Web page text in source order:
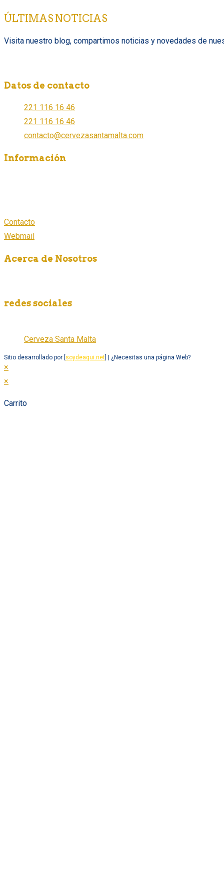
ÚLTIMAS NOTICIAS
Visita nuestro blog, compartimos noticias y novedades de
Datos de contacto
221 116 16 46
221 116 16 46
contacto@cervezasantamalta.com
Información
Contacto
Webmail
Acerca de Nosotros
redes sociales
Cerveza Santa Malta
Sitio desarrollado por [ soydeaqui.net ] | ¿Necesitas una página Web?
×
×
Carrito